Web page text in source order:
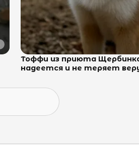
Тоффи из приюта
надеется и не теряет